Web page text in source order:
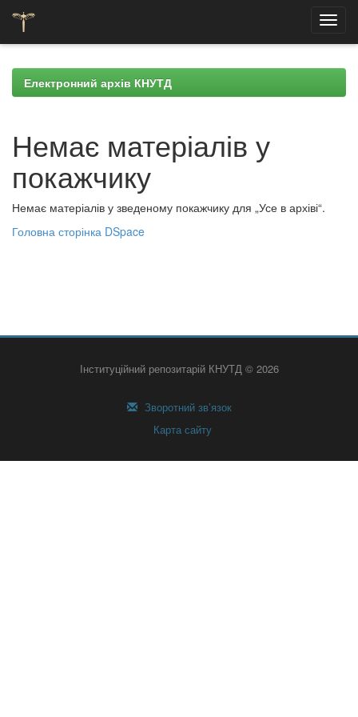
navigationЕлектронний архів КНУТД
Немає матеріалів у
покажчику
Немає матеріалів у зведеному покажчику для „Усе в архіві“.
Головна сторінка DSpace
Інституційний репозитарій КНУТД © 2026
Зворотний зв’язок
Карта сайту